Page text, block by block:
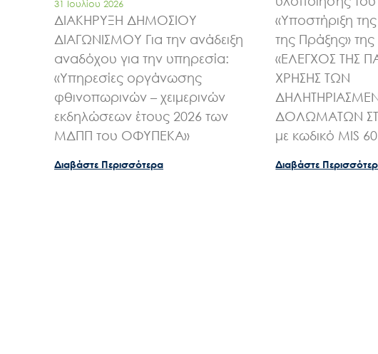
31 Ιουλίου 2026
ΔΙΑΚΗΡΥΞΗ ΔΗΜΟΣΙΟΥ
ΔΙΑΓΩΝΙΣΜΟΥ Για την ανάδειξη
αναδόχου για την υπηρεσία:
«Υπηρεσίες οργάνωσης
φθινοπωρινών – χειμερινών
εκδηλώσεων έτους 2026 των
ΜΔΠΠ του ΟΦΥΠΕΚΑ»
Διαβάστε Περισσότερα
«Υποστήριξη
της Πράξης»
«ΕΛΕΓΧΟΣ ΤΗΣ
ΧΡΗΣΗΣ ΤΩΝ
ΔΟΛΩΜΑΤΩΝ
με κωδικό MIS
Διαβάστε